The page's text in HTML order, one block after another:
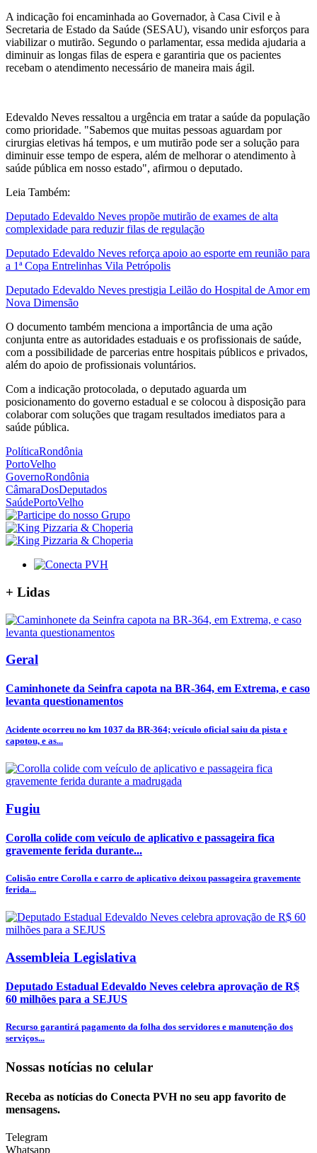
A indicação foi encaminhada ao Governador, à Casa Civil e à
Secretaria de Estado da Saúde (SESAU), visando unir esforços para
viabilizar o mutirão. Segundo o parlamentar, essa medida ajudaria a
diminuir as longas filas de espera e garantiria que os pacientes
recebam o atendimento necessário de maneira mais ágil.
Edevaldo Neves ressaltou a urgência em tratar a saúde da população
como prioridade. "Sabemos que muitas pessoas aguardam por
cirurgias eletivas há tempos, e um mutirão pode ser a solução para
diminuir esse tempo de espera, além de melhorar o atendimento à
saúde pública em nosso estado", afirmou o deputado.
Leia Também:
Deputado Edevaldo Neves propõe mutirão de exames de alta
complexidade para reduzir filas de regulação
Deputado Edevaldo Neves reforça apoio ao esporte em reunião para
a 1ª Copa Entrelinhas Vila Petrópolis
Deputado Edevaldo Neves prestigia Leilão do Hospital de Amor em
Nova Dimensão
O documento também menciona a importância de uma ação
conjunta entre as autoridades estaduais e os profissionais de saúde,
com a possibilidade de parcerias entre hospitais públicos e privados,
além do apoio de profissionais voluntários.
Com a indicação protocolada, o deputado aguarda um
posicionamento do governo estadual e se colocou à disposição para
colaborar com soluções que tragam resultados imediatos para a
saúde pública.
PolíticaRondônia
PortoVelho
GovernoRondônia
CâmaraDosDeputados
SaúdePortoVelho
+ Lidas
Geral
Caminhonete da Seinfra capota na BR-364, em Extrema, e caso
levanta questionamentos
Acidente ocorreu no km 1037 da BR-364; veículo oficial saiu da pista e
capotou, e as...
Fugiu
Corolla colide com veículo de aplicativo e passageira fica
gravemente ferida durante...
Colisão entre Corolla e carro de aplicativo deixou passageira gravemente
ferida...
Assembleia Legislativa
Deputado Estadual Edevaldo Neves celebra aprovação de R$
60 milhões para a SEJUS
Recurso garantirá pagamento da folha dos servidores e manutenção dos
serviços...
Nossas notícias no celular
Receba as notícias do Conecta PVH no seu app favorito de
mensagens.
Telegram
Whatsapp